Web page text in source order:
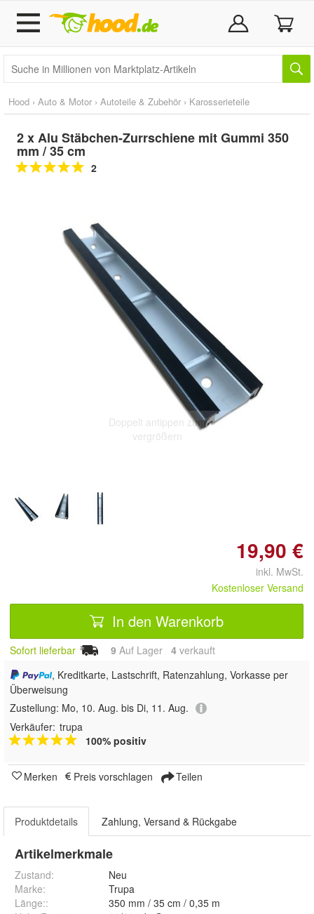
Hood › Auto & Motor › Autoteile & Zubehör › Karosserieteile
2 x Alu Stäbchen-Zurrschiene mit Gummi 350
mm / 35 cm
2
Doppelt antippen zum
vergrößern
19,90 €
inkl. MwSt.
Kostenloser Versand
In den Warenkorb
Sofort lieferbar 9 Auf Lager 4 verkauft
, Kreditkarte, Lastschrift, Ratenzahlung, Vorkasse per
Überweisung
Zustellung: Mo, 10. Aug. bis Di, 11. Aug.
Verkäufer: trupa
100% positiv
Merken Preis vorschlagen Teilen
Produktdetails Zahlung, Versand & Rückgabe
Artikelmerkmale
Zustand:
Neu
Marke:
Trupa
Länge::
350 mm / 35 cm / 0,35 m